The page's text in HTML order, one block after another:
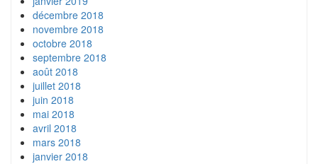
décembre 2018
novembre 2018
octobre 2018
septembre 2018
août 2018
juillet 2018
juin 2018
mai 2018
avril 2018
mars 2018
janvier 2018